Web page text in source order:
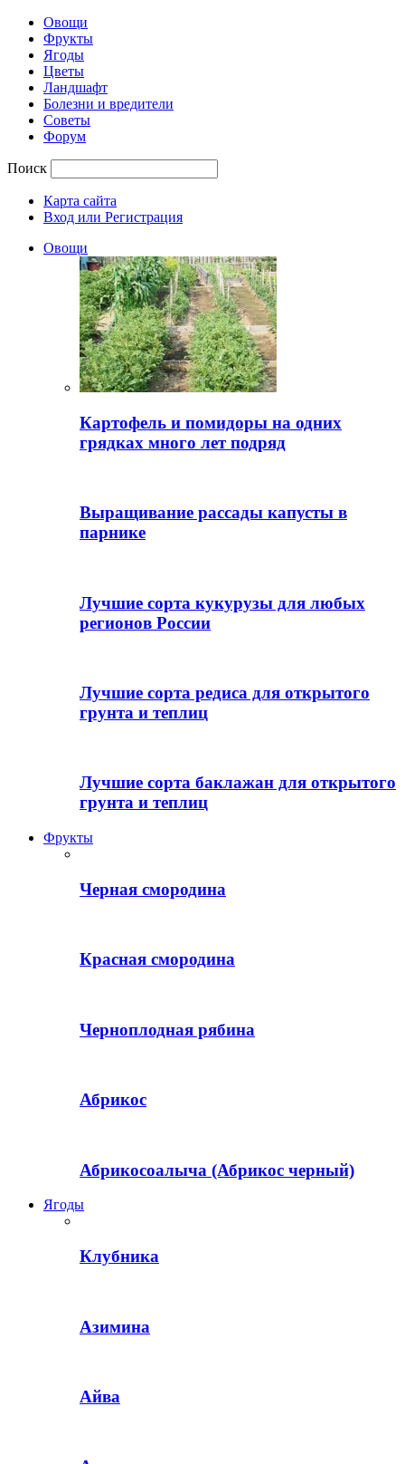
Овощи
Фрукты
Ягоды
Цветы
Ландшафт
Болезни и вредители
Советы
Форум
Поиск
Карта сайта
Вход или Регистрация
Овощи
Картофель и помидоры на одних
грядках много лет подряд
Выращивание рассады капусты в
парнике
Лучшие сорта кукурузы для любых
регионов России
Лучшие сорта редиса для открытого
грунта и теплиц
Лучшие сорта баклажан для открытого
грунта и теплиц
Фрукты
Черная смородина
Красная смородина
Черноплодная рябина
Абрикос
Абрикосоалыча (Абрикос черный)
Ягоды
Клубника
Азимина
Айва